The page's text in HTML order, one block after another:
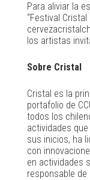
Para aliviar la
“Festival
los artistas
Sobre Cristal
Cristal es la
portafolio de
todos los
actividades
sus inicios, ha
con
en actividades
responsable de